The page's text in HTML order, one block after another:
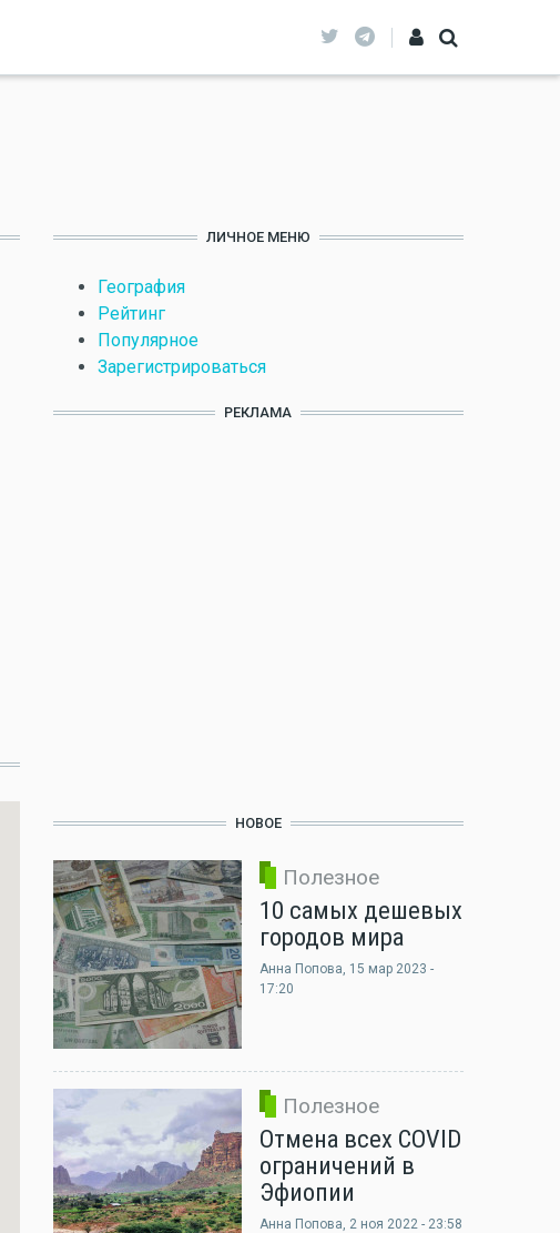
ЛИЧНОЕ МЕНЮ
География
Рейтинг
Популярное
Зарегистрироваться
РЕКЛАМА
НОВОЕ
Полезное
10 самых дешевых
городов мира
Анна Попова, 15 мар 2023 -
17:20
Полезное
Отмена всех COVID
ограничений в
Эфиопии
Анна Попова, 2 ноя 2022 - 23:58